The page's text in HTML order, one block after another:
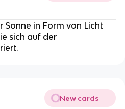
Sonne in Form von Licht
sich auf der
New cards